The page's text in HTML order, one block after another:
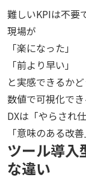
難しいKPIは不要
現場が
「楽になった」
「前より早い」
と実感できるかど
数値で可視化でき
DXは「やらされ
「意味のある改
ツール導入
な違い